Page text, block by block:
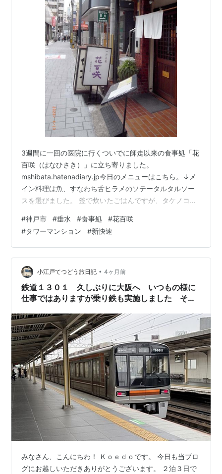
3週間に一回の医院に行くついでに師走以来の食事処「花
百咲（はなひさき）」に立ち寄りました。
mshibata.hatenadiary.jp今日のメニューはこちら。↓メ
イン料理は魚、すなわち舌ヒラメのソテータルタルソー
スを選びました。 釜で炊いたごはんですが、タケノコご
さんに報告し、祝いの言葉を頂戴しました。花百咲のお
客さんも常連の高齢者が目立つようになってきました。
おいしくご飯が食べられる個人店が少なくなってきたの
を反映しているのでしょうか。新快速も停まらない垂水
駅前のタワーマンション一階の店舗も外観が姿を現しま
した。 どんな店が入るのか、興味…
#神戸市 #垂水 #食事処 #花百咲
#タワーマンション #新快速
小江戸てつどう旅日記 • 4ヶ月前
鉄道１３０１ 久しぶりに大阪へ いつもの様に
仕事ではありますが乗り鉄も実施しました その
みなさん、こんにちわ！ Ｋｏｅｄｏです。 今日も当ブロ
グにお越しいただきありがとうございます。 ２泊３日で